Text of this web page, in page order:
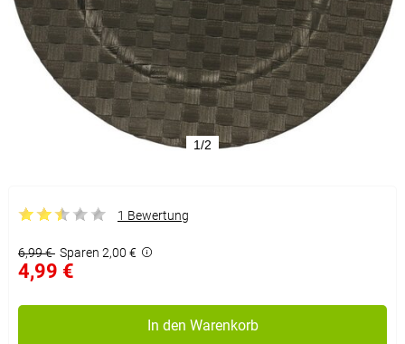
1/2
1 Bewertung
6,99 € Sparen 2,00 €
4,99 €
In den Warenkorb